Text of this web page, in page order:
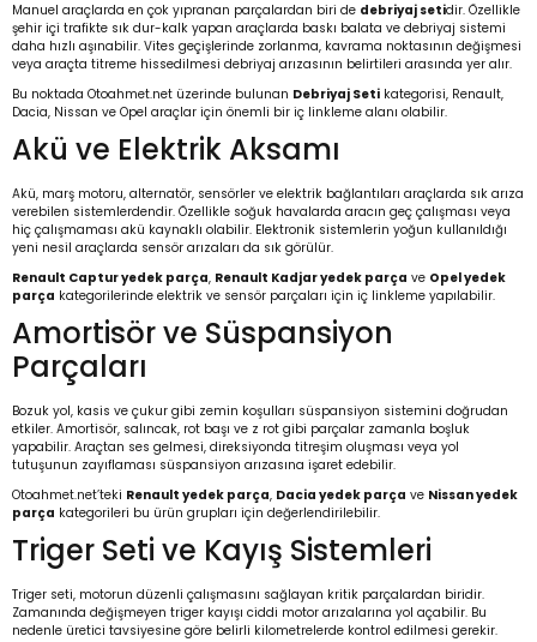
Manuel araçlarda en çok yıpranan parçalardan biri de debriyaj setidir. Özellikle
şehir içi trafikte sık dur-kalk yapan araçlarda baskı balata ve debriyaj sistemi
daha hızlı aşınabilir. Vites geçişlerinde zorlanma, kavrama noktasının değişmesi
veya araçta titreme hissedilmesi debriyaj arızasının belirtileri arasında yer alır.
Bu noktada Otoahmet.net üzerinde bulunan Debriyaj Seti kategorisi, Renault,
Dacia, Nissan ve Opel araçlar için önemli bir iç linkleme alanı olabilir.
Akü ve Elektrik Aksamı
Akü, marş motoru, alternatör, sensörler ve elektrik bağlantıları araçlarda sık arıza
verebilen sistemlerdendir. Özellikle soğuk havalarda aracın geç çalışması veya
hiç çalışmaması akü kaynaklı olabilir. Elektronik sistemlerin yoğun kullanıldığı
yeni nesil araçlarda sensör arızaları da sık görülür.
Renault Captur yedek parça, Renault Kadjar yedek parça ve Opel yedek
parça kategorilerinde elektrik ve sensör parçaları için iç linkleme yapılabilir.
Amortisör ve Süspansiyon
Parçaları
Bozuk yol, kasis ve çukur gibi zemin koşulları süspansiyon sistemini doğrudan
etkiler. Amortisör, salıncak, rot başı ve z rot gibi parçalar zamanla boşluk
yapabilir. Araçtan ses gelmesi, direksiyonda titreşim oluşması veya yol
tutuşunun zayıflaması süspansiyon arızasına işaret edebilir.
Otoahmet.net’teki Renault yedek parça, Dacia yedek parça ve Nissan yedek
parça kategorileri bu ürün grupları için değerlendirilebilir.
Triger Seti ve Kayış Sistemleri
Triger seti, motorun düzenli çalışmasını sağlayan kritik parçalardan biridir.
Zamanında değişmeyen triger kayışı ciddi motor arızalarına yol açabilir. Bu
nedenle üretici tavsiyesine göre belirli kilometrelerde kontrol edilmesi gerekir.